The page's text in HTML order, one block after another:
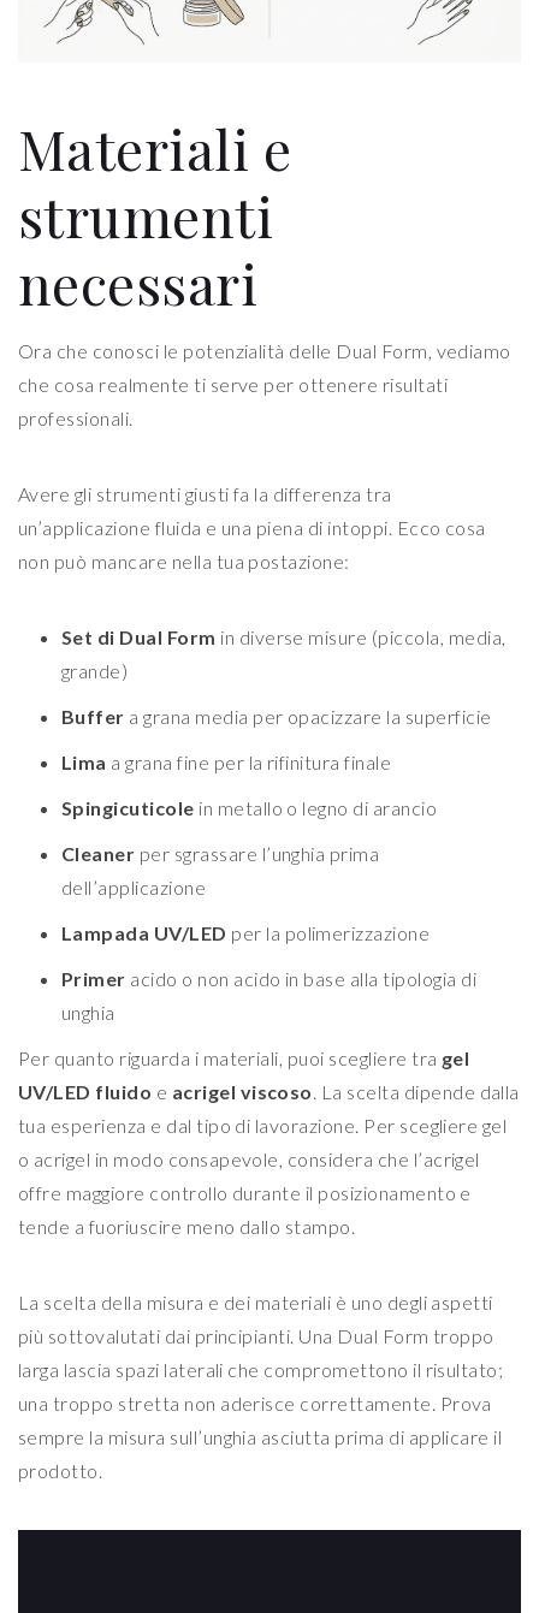
Materiali e
strumenti
necessari
Ora che conosci le potenzialità delle Dual Form, vediamo
che cosa realmente ti serve per ottenere risultati
professionali.
Avere gli strumenti giusti fa la differenza tra
un’applicazione fluida e una piena di intoppi. Ecco cosa
non può mancare nella tua postazione:
Set di Dual Form in diverse misure (piccola, media,
grande)
Buffer a grana media per opacizzare la superficie
Lima a grana fine per la rifinitura finale
Spingicuticole in metallo o legno di arancio
Cleaner per sgrassare l’unghia prima
dell’applicazione
Lampada UV/LED per la polimerizzazione
Primer acido o non acido in base alla tipologia di
unghia
Per quanto riguarda i materiali, puoi scegliere tra gel
UV/LED fluido e acrigel viscoso . La scelta dipende dalla
tua esperienza e dal tipo di lavorazione. Per scegliere gel
o acrigel in modo consapevole, considera che l’acrigel
offre maggiore controllo durante il posizionamento e
tende a fuoriuscire meno dallo stampo.
La scelta della misura e dei materiali è uno degli aspetti
più sottovalutati dai principianti. Una Dual Form troppo
larga lascia spazi laterali che compromettono il risultato;
una troppo stretta non aderisce correttamente. Prova
sempre la misura sull’unghia asciutta prima di applicare il
prodotto.